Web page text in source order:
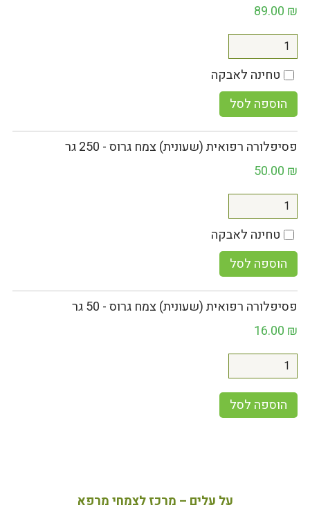
89.00 ₪
טחינה לאבקה
הוספה לסל
פסיפלורה רפואית (שעונית) צמח גרוס - 250 גר
50.00 ₪
טחינה לאבקה
הוספה לסל
פסיפלורה רפואית (שעונית) צמח גרוס - 50 גר
16.00 ₪
הוספה לסל
על עלים – מרכז לצמחי מרפא